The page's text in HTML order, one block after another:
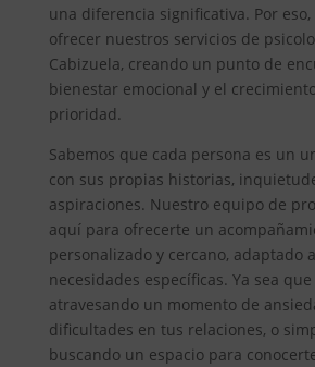
una diferencia significativa. Por
ofrecer nuestros servicios de
Cabizuela, creando un punto de
bienestar emocional y el
prioridad.
Sabemos que cada persona es un
con sus propias historias,
aspiraciones. Nuestro equipo de
aquí para ofrecerte un
personalizado y cercano, adaptado
necesidades específicas. Ya sea que
atravesando un momento de
dificultades en tus relaciones, o
buscando un espacio para